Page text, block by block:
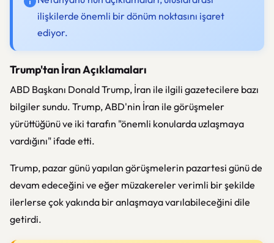
ilişkilerde önemli bir dönüm noktasını işaret
ediyor.
Trump'tan İran Açıklamaları
ABD Başkanı Donald Trump, İran ile ilgili gazetecilere bazı
bilgiler sundu. Trump, ABD'nin İran ile görüşmeler
yürüttüğünü ve iki tarafın "önemli konularda uzlaşmaya
vardığını" ifade etti.
Trump, pazar günü yapılan görüşmelerin pazartesi günü de
devam edeceğini ve eğer müzakereler verimli bir şekilde
ilerlerse çok yakında bir anlaşmaya varılabileceğini dile
getirdi.